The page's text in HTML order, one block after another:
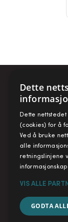
Dette
Dette
(cookies) for å
Ved å bruke
alle
retningslinjene
VIS ALLE
GODTA